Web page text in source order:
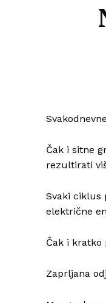
Čak i sitne
rezultirati
Svaki ciklus
električne
Čak i kratko
Zaprljana